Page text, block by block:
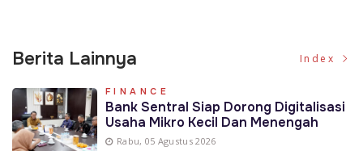
Berita Lainnya Index
FINANCE
Bank Sentral Siap Dorong Digitalisasi
Usaha Mikro Kecil Dan Menengah
Rabu, 05 Agustus 2026